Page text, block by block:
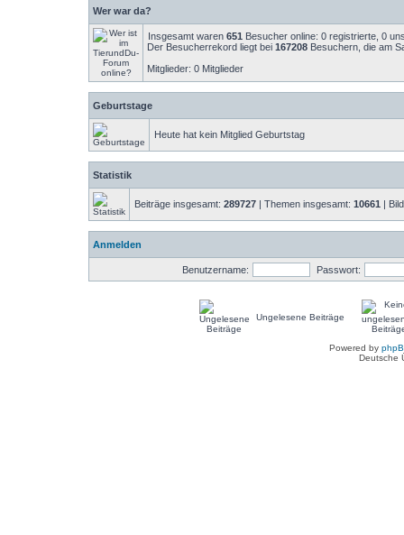
Wer war da?
Insgesamt waren 651 Besucher online: 0 registrierte, 0
Der Besucherrekord liegt bei 167208 Besuchern, die am
Mitglieder: 0 Mitglieder
Geburtstage
Heute hat kein Mitglied Geburtstag
Statistik
Beiträge insgesamt: 289727 | Themen insgesamt: 10661 |
Anmelden
Benutzername: Passwort:
Ungelesene Beiträge
Powered by
Deutsche